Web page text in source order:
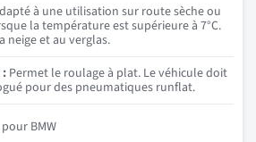
à une utilisation sur route sèche ou
la température est supérieure à 7°C.
neige et au verglas.
:Permet le roulage à plat. Le véhicule doit
pour des pneumatiques runflat.
BMW